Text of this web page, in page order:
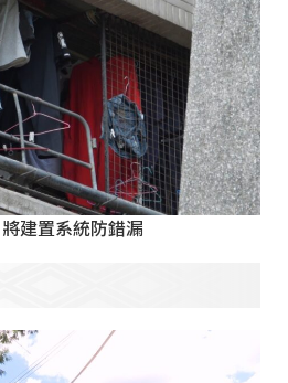
建置系統防錯漏